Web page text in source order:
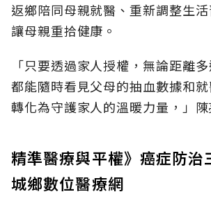
返鄉陪同母親就醫、重新調整生
讓母親重拾健康。
「只要透過家人授權，無論距離
都能隨時看見父母的抽血數據和
轉化為守護家人的溫暖力量，」陳
精準醫療與平權》癌症防治
城鄉數位醫療網